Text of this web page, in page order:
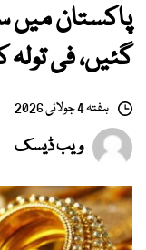
پاکستان میں
گئیں، فی
ہفتہ 4 جولائی 2026
ویب ڈیسک